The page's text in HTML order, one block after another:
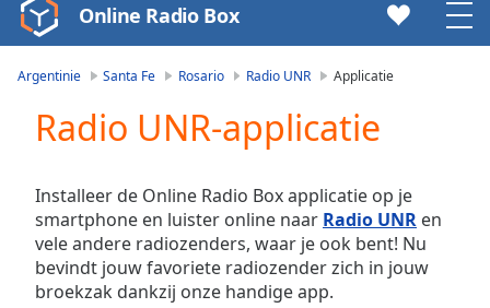
Video
Player
Video
Skip
Backward
Skip
Forward
Mute
Current
Online Radio Box
Argentinie Santa Fe Rosario Radio UNR Applicatie
Radio UNR-applicatie
Installeer de Online Radio Box applicatie op je
smartphone en luister online naar Radio UNR en
vele andere radiozenders, waar je ook bent! Nu
bevindt jouw favoriete radiozender zich in jouw
broekzak dankzij onze handige app.